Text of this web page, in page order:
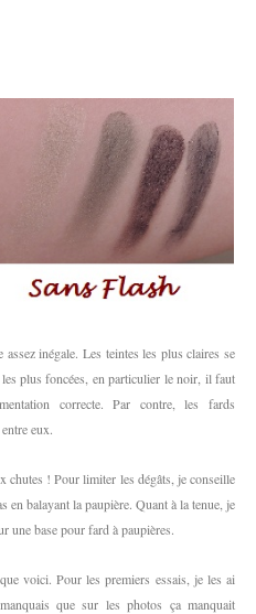
inégale. Les teintes les plus claires se
plus foncées, en particulier le noir, il faut
correcte. Par contre, les fards
eux.
chutes ! Pour limiter les dégâts, je conseille
en balayant la paupière. Quant à la tenue, je
une base pour fard à paupières.
voici. Pour les premiers essais, je les ai
que sur les photos ça manquait